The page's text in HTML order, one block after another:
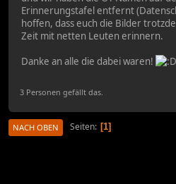
Erinnerungstafel entfernt
hoffen, dass euch die Bilder
Zeit mit netten Leuten erinnern.
Danke an alle die dabei waren!
3 Personen gefällt das.
NACH OBEN Seiten 1